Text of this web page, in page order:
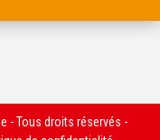
- Tous droits réservés -